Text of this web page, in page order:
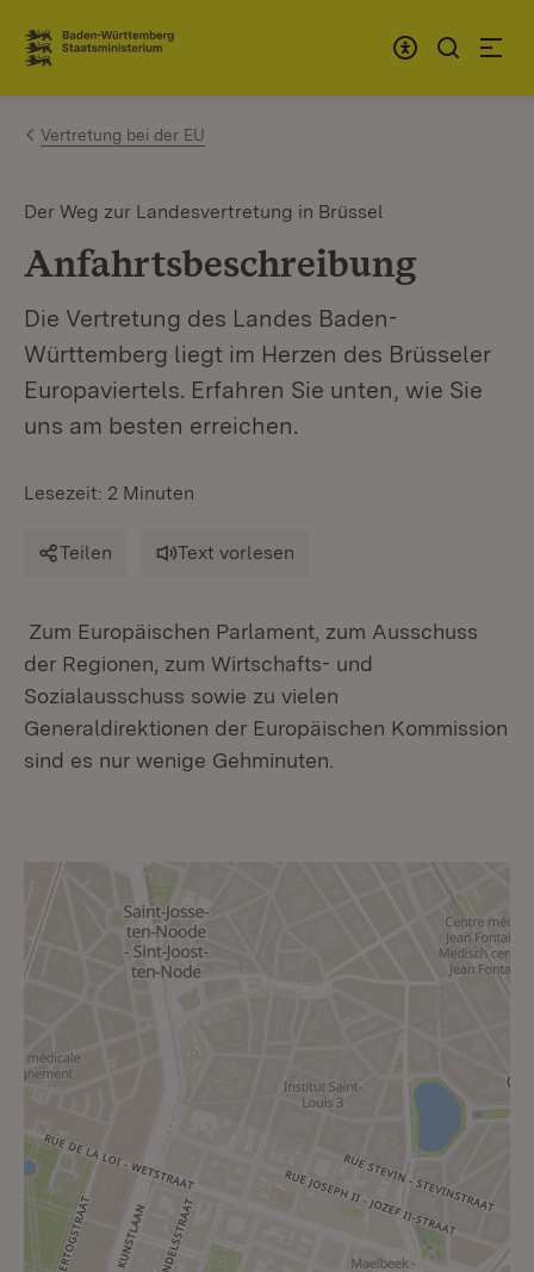
Zum Inhalt springen
Link zur Startseite
Vertretung bei der EU
Der Weg zur Landesvertretung in Brüssel
Anfahrtsbeschreibung
Die Vertretung des Landes Baden-
Württemberg liegt im Herzen des Brüsseler
Europaviertels. Erfahren Sie unten, wie Sie
uns am besten erreichen.
Lesezeit: 2 Minuten
Teilen Text vorlesen
Zum Europäischen Parlament, zum Ausschuss
der Regionen, zum Wirtschafts- und
Sozialausschuss sowie zu vielen
Generaldirektionen der Europäischen Kommission
sind es nur wenige Gehminuten.